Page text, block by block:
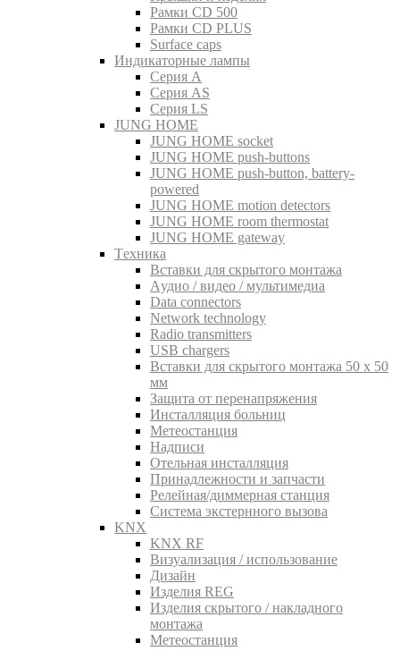
Рамки CD 500
Рамки CD PLUS
Surface caps
Индикаторные лампы
Серия A
Серия AS
Серия LS
JUNG HOME
JUNG HOME socket
JUNG HOME push-buttons
JUNG HOME push-button, battery-
powered
JUNG HOME motion detectors
JUNG HOME room thermostat
JUNG HOME gateway
Tехника
Вставки для скрытого монтажа
Aудио / видео / мультимедиа
Data connectors
Network technology
Radio transmitters
USB chargers
Вставки для скрытого монтажа 50 x 50
мм
Защита от перенапряжения
Инсталляция больниц
Метеостанция
Надписи
Отельная инсталляция
Принадлежности и запчасти
Релейная/диммерная станция
Система экстернного вызова
KNX
KNX RF
Визуализация / использование
Дизайн
Изделия REG
Изделия скрытого / накладного
монтажа
Метеостанция